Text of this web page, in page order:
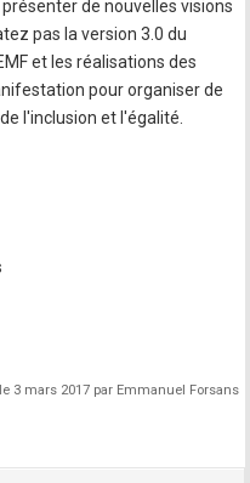
​de nouvelles visions​
pas la version 3.0 du
​et les réalisations des
pour organiser de
l'inclusion et l'égalité.
3 mars 2017 par Emmanuel Forsans